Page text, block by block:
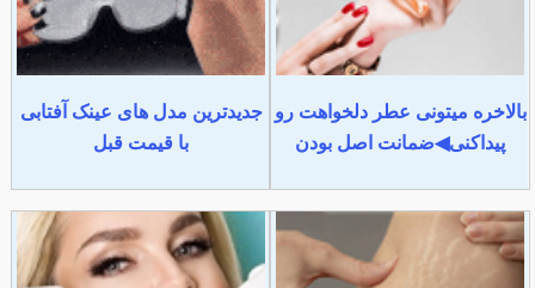
بالاخره میتونی عطر دلخواهت رو
پیداکنی◀ضمانت اصل بودن
جدیدترین مدل های عینک آفتابی
با قیمت قبل